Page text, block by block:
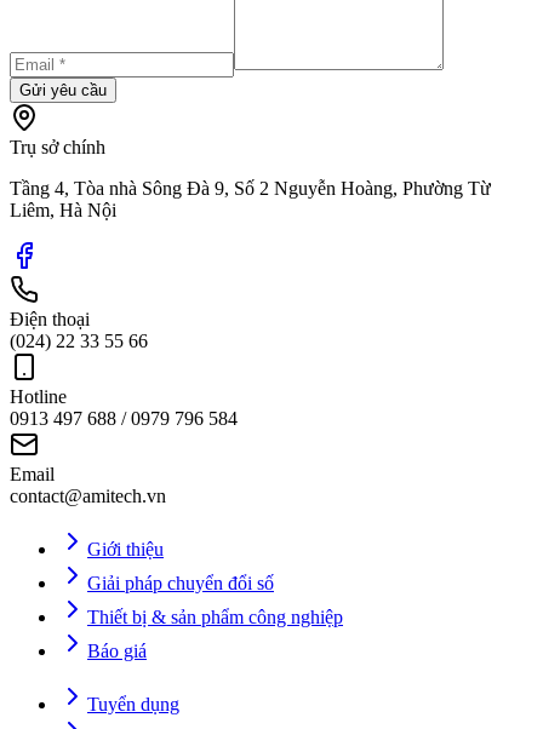
Gửi yêu cầu
Trụ sở chính
Tầng 4, Tòa nhà Sông Đà 9, Số 2 Nguyễn Hoàng, Phường Từ
Liêm, Hà Nội
Điện thoại
(024) 22 33 55 66
Hotline
0913 497 688 / 0979 796 584
Email
contact@amitech.vn
Giới thiệu
Giải pháp chuyển đổi số
Thiết bị & sản phẩm công nghiệp
Báo giá
Tuyển dụng